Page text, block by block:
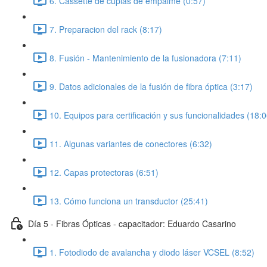
7. Preparacion del rack (8:17)
8. Fusión - Mantenimiento de la fusionadora (7:11)
9. Datos adicionales de la fusión de fibra óptica (3:17)
10. Equipos para certificación y sus funcionalidades
11. Algunas variantes de conectores (6:32)
12. Capas protectoras (6:51)
13. Cómo funciona un transductor (25:41)
Día 5 - Fibras Ópticas - capacitador: Eduardo Casarino
1. Fotodiodo de avalancha y diodo láser VCSEL (8:52)